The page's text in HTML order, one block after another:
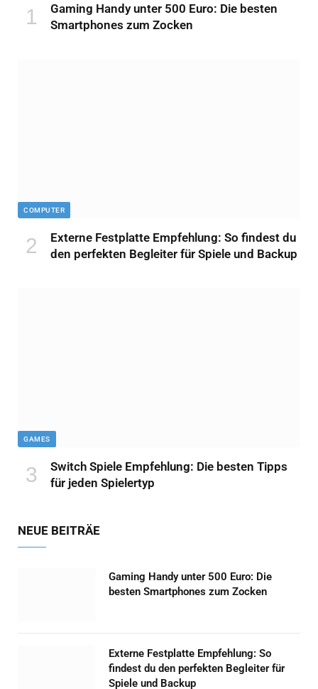
Gaming Handy unter 500 Euro: Die besten
Smartphones zum Zocken
COMPUTER
Externe Festplatte Empfehlung: So findest du
den perfekten Begleiter für Spiele und Backup
GAMES
Switch Spiele Empfehlung: Die besten Tipps
für jeden Spielertyp
NEUE BEITRÄE
Gaming Handy unter 500 Euro: Die
besten Smartphones zum Zocken
Externe Festplatte Empfehlung: So
findest du den perfekten Begleiter für
Spiele und Backup